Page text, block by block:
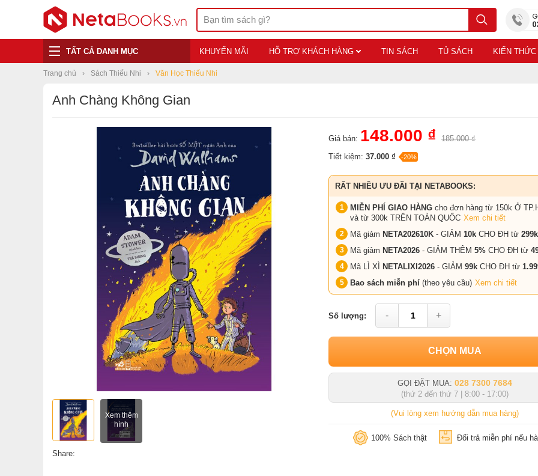
TẤT CẢ DANH MỤC KHUYẾN MÃI HỖ TRỢ KHÁCH HÀNG TIN SÁCH TỦ SÁCH KIẾN THỨC
Trang chủ Sách Thiếu Nhi Văn Học Thiếu Nhi
Anh Chàng Không Gian
Xem thêm
hình
Share:
Giá bán: 148.000 ₫
185.000 ₫
Tiết kiệm: 37.000 ₫ -20%
RẤT NHIỀU ƯU ĐÃI TẠI NETABOOKS:
MIỄN PHÍ GIAO HÀNG cho đơn hàng từ 150k Ở
và từ 300k TRÊN TOÀN QUỐC Xem chi tiết
Mã giảm NETA202610K - GIẢM 10k CHO ĐH từ 299k
Mã giảm NETA2026 - GIẢM THÊM 5% CHO ĐH từ
Mã LÌ XÌ
NETALIXI2026 - GIẢM 99k CHO ĐH từ
Bao sách miễn phí (theo yêu cầu) Xem chi tiết
Số lượng: - +
CHỌN MUA
GỌI ĐẶT MUA: 028 7300 7684
(thứ 2 đến thứ 7 | 8:00 - 17:00)
(Vui lòng xem hướng dẫn mua hàng)
100% Sách thật Đổi trả miễn phí nếu